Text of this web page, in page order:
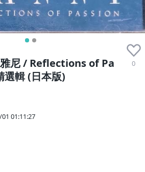
雅尼 / Reflections of Pa
選輯 (日本版)
0
01:11:27